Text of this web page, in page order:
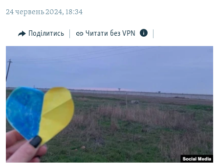
основної
навігації
Перейти
до
БЛОГИ
ПОГЛЯД
ВСЕ ЗА ДЕНЬ
СПЕЦПРОЕКТИ
ДЕПОРТАЦІЯ
ВІДЕОУРОКИ «ELIFBE»
СВІДЧЕННЯ ОКУПАЦІЇ
УКРАЇНСЬКА ПРОБЛЕМА КРИМУ
ЯК ОБІЙТИ БЛОКУВАННЯ
Русский
Qırımtatar
24 червень 2024, 18:34
Поділитись Читати без VPN